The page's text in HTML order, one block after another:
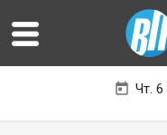
Чт. 6